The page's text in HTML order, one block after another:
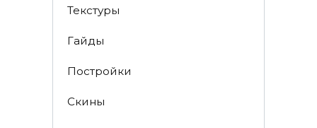
Текстуры
Гайды
Постройки
Скины